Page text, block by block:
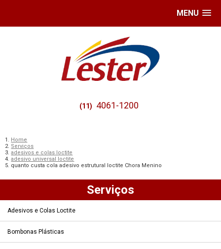
MENU
(11) 4061-1200
Home
Serviços
adesivos e colas loctite
adesivo universal loctite
quanto custa cola adesivo estrutural loctite Chora Menino
Serviços
Adesivos e Colas Loctite
Bombonas Plásticas